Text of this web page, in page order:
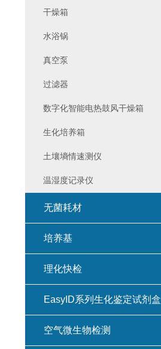
干燥箱
水浴锅
真空泵
过滤器
数字化智能电热鼓风干燥箱
生化培养箱
土壤墒情速测仪
温湿度记录仪
无菌耗材
培养基
理化快检
EasyID系列生化鉴定试剂盒
空气微生物检测